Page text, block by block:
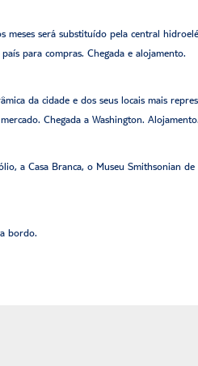
será substituído pela central
para compras. Chegada e alojamento.
da cidade e dos seus locais mais
Chegada a Washington. Alojamento.
a Casa Branca, o Museu Smithsonian
bordo.